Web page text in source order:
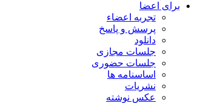
برای اعضا
تجربه اعضاء
پرسش و پاسخ
دانلود
جلسات مجازی
جلسات حضوری
اساسنامه ها
نشریات
عکس نوشته